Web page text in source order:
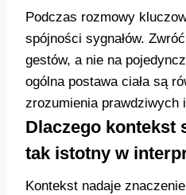
Podczas rozmowy
spójności sygnałów.
gestów, a nie na
ogólna postawa ciała są
zrozumienia prawdziwych
Dlaczego kontekst
tak istotny w
Kontekst nadaje